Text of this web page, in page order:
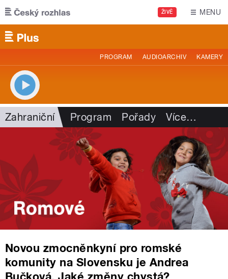
Přejít k hlavnímu obsahu
ŽIVĚ MENU
PROGRAM AUDIOARCHIV KAMERY
Zahraniční Program Pořady Více…
Novou zmocněnkyní pro romské
komunity na Slovensku je Andrea